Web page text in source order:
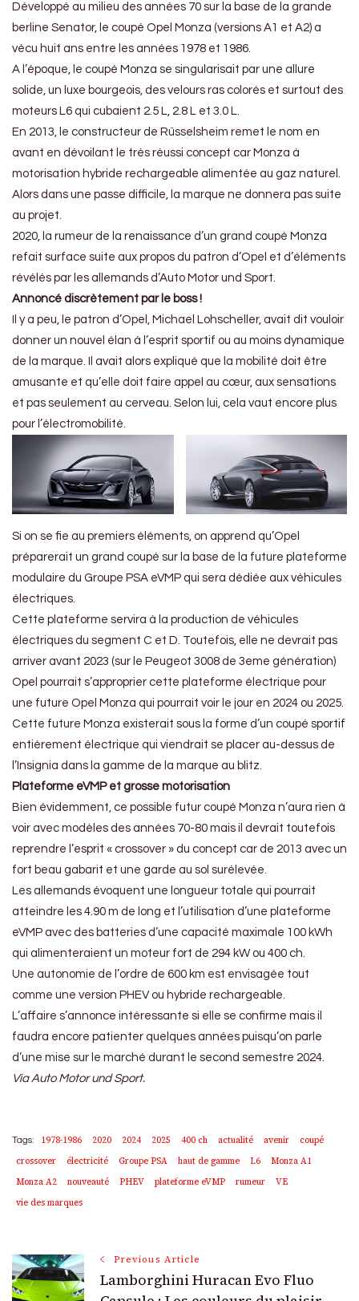
Développé au milieu des années 70 sur la base de la grande
berline Senator, le coupé Opel Monza (versions A1 et A2) a
vécu huit ans entre les années 1978 et 1986.
A l’époque, le coupé Monza se singularisait par une allure
solide, un luxe bourgeois, des velours ras colorés et surtout des
moteurs L6 qui cubaient 2.5 L, 2.8 L et 3.0 L.
En 2013, le constructeur de Rüsselsheim remet le nom en
avant en dévoilant le très réussi concept car Monza à
motorisation hybride rechargeable alimentée au gaz naturel.
Alors dans une passe difficile, la marque ne donnera pas suite
au projet.
2020, la rumeur de la renaissance d’un grand coupé Monza
refait surface suite aux propos du patron d’Opel et d’éléments
révélés par les allemands d’Auto Motor und Sport.
Annoncé discrètement par le boss !
Il y a peu, le patron d’Opel, Michael Lohscheller, avait dit vouloir
donner un nouvel élan à l’esprit sportif ou au moins dynamique
de la marque. Il avait alors expliqué que la mobilité doit être
amusante et qu’elle doit faire appel au cœur, aux sensations
et pas seulement au cerveau. Selon lui, cela vaut encore plus
pour l’électromobilité.
Si on se fie au premiers éléments, on apprend qu’Opel
préparerait un grand coupé sur la base de la future plateforme
modulaire du Groupe PSA eVMP qui sera dédiée aux véhicules
électriques.
Cette plateforme servira à la production de véhicules
électriques du segment C et D. Toutefois, elle ne devrait pas
arriver avant 2023 (sur le Peugeot 3008 de 3eme génération)
Opel pourrait s’approprier cette plateforme électrique pour
une future Opel Monza qui pourrait voir le jour en 2024 ou 2025.
Cette future Monza existerait sous la forme d’un coupé sportif
entièrement électrique qui viendrait se placer au-dessus de
l’Insignia dans la gamme de la marque au blitz.
Plateforme eVMP et grosse motorisation
Bien évidemment, ce possible futur coupé Monza n’aura rien à
voir avec modèles des années 70-80 mais il devrait toutefois
reprendre l’esprit « crossover » du concept car de 2013 avec un
fort beau gabarit et une garde au sol surélevée.
Les allemands évoquent une longueur totale qui pourrait
atteindre les 4.90 m de long et l’utilisation d’une plateforme
eVMP avec des batteries d’une capacité maximale 100 kWh
qui alimenteraient un moteur fort de 294 kW ou 400 ch.
Une autonomie de l’ordre de 600 km est envisagée tout
comme une version PHEV ou hybride rechargeable.
L’affaire s’annonce intéressante si elle se confirme mais il
faudra encore patienter quelques années puisqu’on parle
d’une mise sur le marché durant le second semestre 2024.
Via Auto Motor und Sport.
Tags: 1978-1986 2020 2024 2025 400 ch actualité avenir
coupé
crossover
électricité Groupe PSA haut de gamme L6
Monza A1
Monza A2
nouveauté PHEV plateforme eVMP rumeur
VE
vie des marques
Post
Previous Article
Lamborghini Huracan Evo Fluo